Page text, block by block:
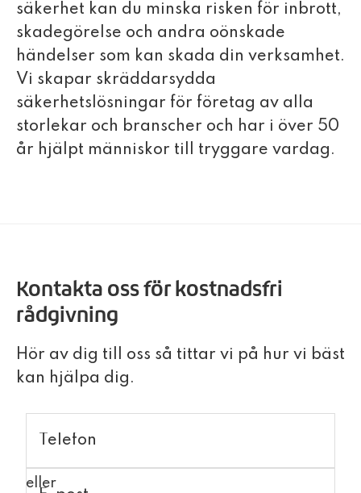
säkerhet kan du minska risken för inbrott,
skadegörelse och andra oönskade
händelser som kan skada din verksamhet.
Vi skapar skräddarsydda
säkerhetslösningar för företag av alla
storlekar och branscher och har i över 50
år hjälpt människor till tryggare vardag.
Kontakta oss för kostnadsfri
rådgivning
Hör av dig till oss så tittar vi på hur vi bäst
kan hjälpa dig.
E-